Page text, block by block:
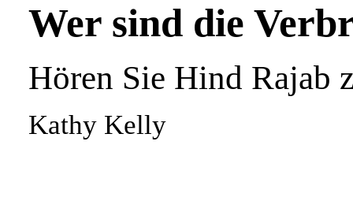
Wer sind die
Hören Sie Hind Rajab
Kathy Kelly